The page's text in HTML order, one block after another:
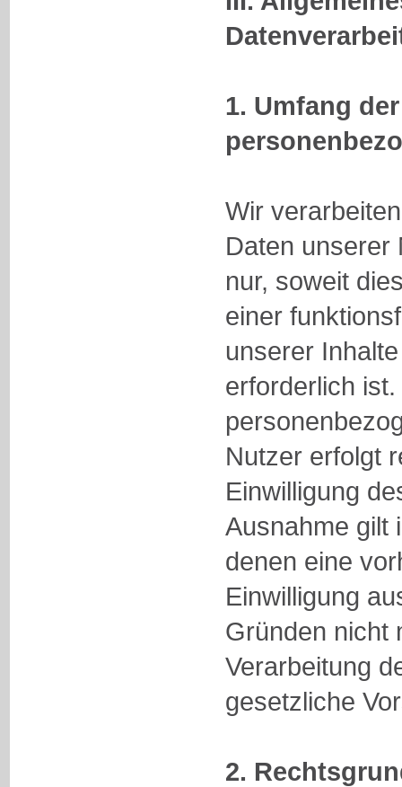
1. Umfang
Wir
Daten unserer
nur, soweit
einer
unserer
erforderlich
Nutzer erfolgt
Einwilligung
Ausnahme gilt
denen eine
Einwilligung
Gründen nicht
Verarbeitung
gesetzliche
2.